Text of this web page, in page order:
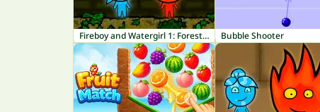
Fireboy and Watergirl 1: Forest Temple Bubble Shooter